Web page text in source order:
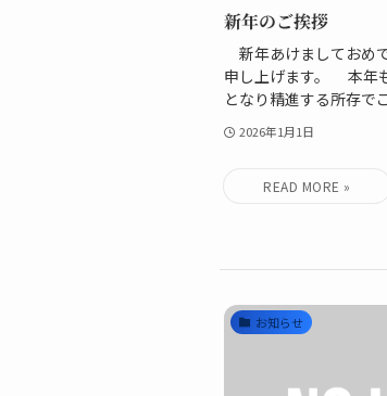
新年のご挨拶
新年あけましておめ
申し上げます。 本年
となり精進する所存
2026年1月1日
お知らせ